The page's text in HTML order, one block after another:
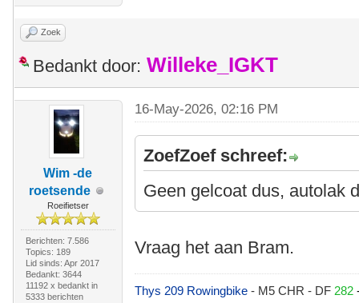
Zoek
Bedankt door: Willeke_IGKT
Wim -de
roetsende
Roeifietser
Berichten: 7.586
Topics: 189
Lid sinds: Apr 2017
Bedankt: 3644
11192 x bedankt in
5333 berichten
16-May-2026, 02:16 PM
ZoefZoef schreef:
Geen gelcoat dus, autolak
Vraag het aan Bram.
Thys 209 Rowingbike- M5 CHR - DF 282